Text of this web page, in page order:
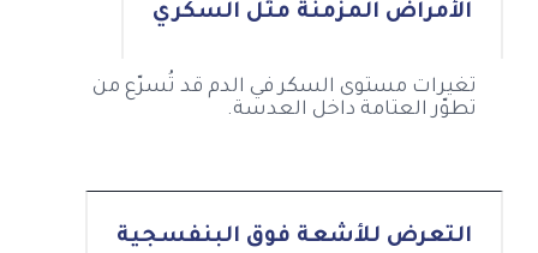
الأمراض المزمنة مثل السكري
تغيرات مستوى السكر في الدم قد تُسرّع من
تطوّر العتامة داخل العدسة.
التعرض للأشعة فوق البنفسجية